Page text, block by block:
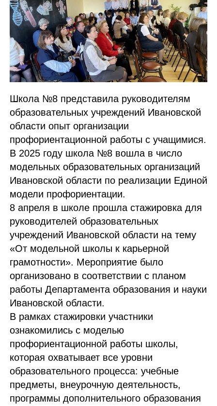
Школа №8 представила руководителям
образовательных учреждений Ивановской
области опыт организации
профориентационной работы с учащимися.
В 2025 году школа №8 вошла в число
модельных образовательных организаций
Ивановской области по реализации Единой
модели профориентации.
8 апреля в школе прошла стажировка для
руководителей образовательных
учреждений Ивановской области на тему
«От модельной школы к карьерной
грамотности». Мероприятие было
организовано в соответствии с планом
работы Департамента образования и науки
Ивановской области.
В рамках стажировки участники
ознакомились с моделью
профориентационной работы школы,
которая охватывает все уровни
образовательного процесса: учебные
предметы, внеурочную деятельность,
программы дополнительного образования